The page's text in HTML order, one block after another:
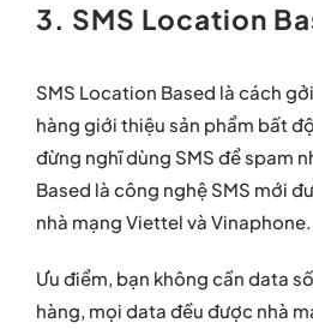
3. SMS Location
SMS Location Based là cách
hàng giới thiệu sản phẩm bất
đừng nghĩ dùng SMS để spam
Based là công nghệ SMS mới
nhà mạng Viettel và Vinaphone.
Ưu điểm, bạn không cần data
hàng, mọi data đều được nhà